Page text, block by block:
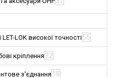
LET-LOK високої точності55
кріплення 32
з'єднання 18